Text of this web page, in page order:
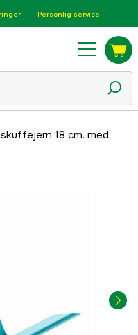
Personlig service
18 cm. med